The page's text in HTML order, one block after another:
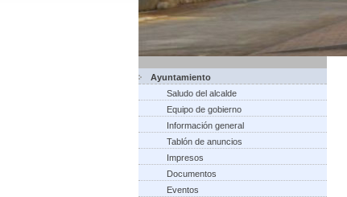
Ayuntamiento
Saludo del alcalde
Equipo de gobierno
Información general
Tablón de anuncios
Impresos
Documentos
Eventos